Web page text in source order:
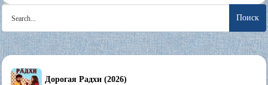
for:
Дорогая Радхи (2026)